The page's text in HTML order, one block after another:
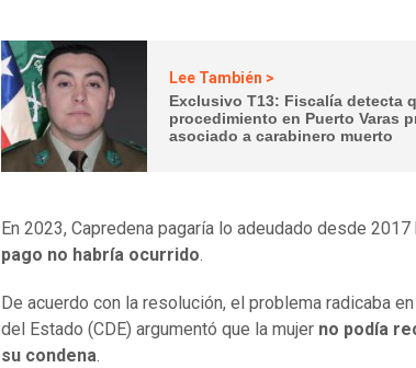
Lee También >
Exclusivo T13: Fiscalía detecta
procedimiento en Puerto Varas
asociado a carabinero muerto
En 2023, Capredena pagaría lo adeudado desde
pago no habría ocurrido.
De acuerdo con la resolución, el problema radicaba
del Estado (CDE) argumentó que la mujer no podía
su condena.